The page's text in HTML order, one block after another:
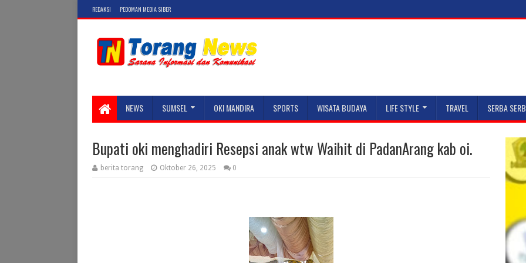
REDAKSI PEDOMAN MEDIA SIBER
NEWS SUMSEL OKI MANDIRA SPORTS WISATA BUDAYA LIFE STYLE TRAVEL SERBA
Bupati oki menghadiri Resepsi anak wtw Waihit di PadanArang kab oi.
berita torang Oktober 26, 2025 0